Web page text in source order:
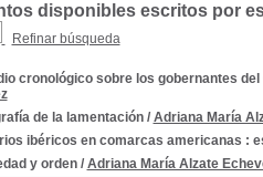
disponibles escritos por
Refinar búsqueda
cronológico sobre los gobernantes
de la lamentación/ Adriana María
ibéricos en comarcas americanas :
y orden/ Adriana María Alzate